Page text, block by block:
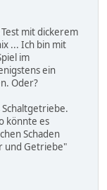
mit dickerem
... Ich bin mit
im
ein
Oder?
Schaltgetriebe.
könnte es
Schaden
und Getriebe"